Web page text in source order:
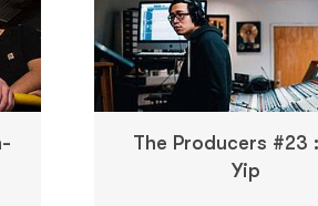
The Producers #23 :
Yip